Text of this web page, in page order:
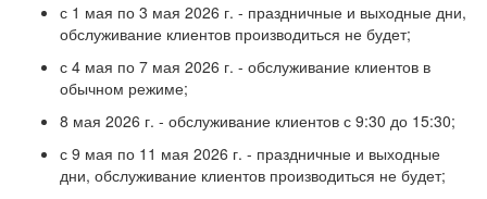
с 1 мая по 3 мая 2026 г. - праздничные и выходные дни,
обслуживание клиентов производиться не будет;
с 4 мая по 7 мая 2026 г. - обслуживание клиентов в
обычном режиме;
8 мая 2026 г. - обслуживание клиентов с 9:30 до 15:30;
с 9 мая по 11 мая 2026 г. - праздничные и выходные
дни, обслуживание клиентов производиться не будет;